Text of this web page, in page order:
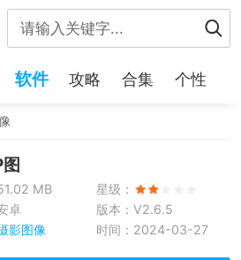
软件 攻略 合集 个性
MB
星级：
卓
版本：V2.6.5
影图像 时间：2024-03-27